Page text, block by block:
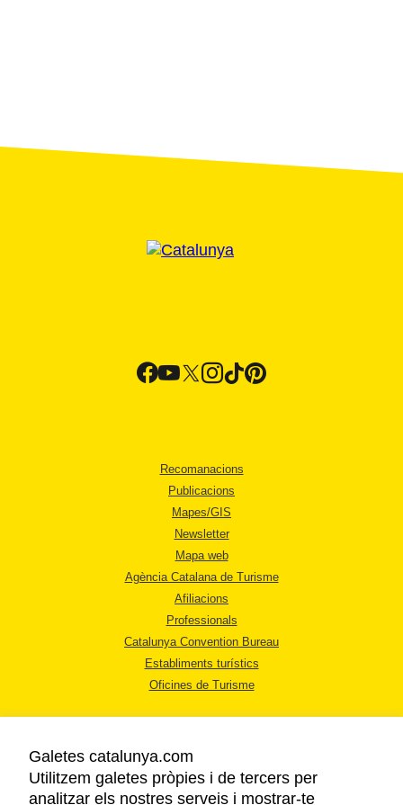
Recomanacions
Publicacions
Mapes/GIS
Newsletter
Mapa web
Agència Catalana de Turisme
Afiliacions
Professionals
Catalunya Convention Bureau
Establiments turístics
Oficines de Turisme
Galetes catalunya.com
Utilitzem galetes pròpies i de tercers per
analitzar els nostres serveis i mostrar-te